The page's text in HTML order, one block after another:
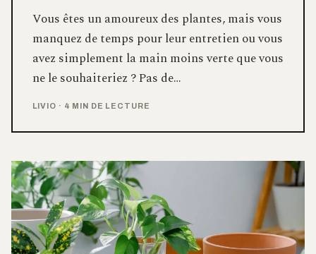
Vous êtes un amoureux des plantes, mais vous
manquez de temps pour leur entretien ou vous
avez simplement la main moins verte que vous
ne le souhaiteriez ? Pas de…
LIVIO · 4 MIN DE LECTURE